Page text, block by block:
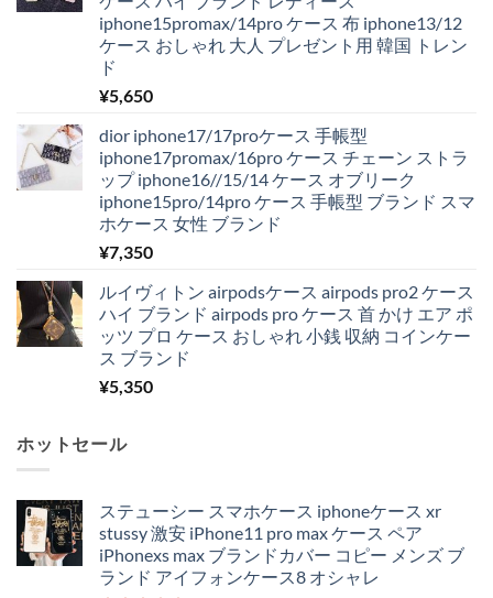
iphone15promax/14pro ケース 布 iphone13/12
ケース おしゃれ 大人 プレゼント用 韓国 トレン
ド
¥5,650
dior iphone17/17proケース 手帳型
iphone17promax/16pro ケース チェーン ストラ
ップ iphone16//15/14 ケース オブリーク
iphone15pro/14pro ケース 手帳型 ブランド スマ
ホケース 女性 ブランド
¥7,350
ルイヴィトン airpodsケース airpods pro2 ケース
ハイ ブランド airpods pro ケース 首 かけ エア ポ
ッツ プロ ケース おしゃれ 小銭 収納 コインケー
ス ブランド
¥5,350
ホットセール
ステューシー スマホケース iphoneケース xr
stussy 激安 iPhone11 pro max ケース ペア
iPhonexs max ブランドカバー コピー メンズ ブ
ランド アイフォンケース8 オシャレ